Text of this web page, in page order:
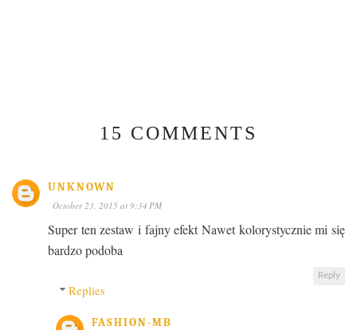
15 COMMENTS
UNKNOWN
October 23, 2015 at 9:34 PM
Super ten zestaw i fajny efekt Nawet kolorystycznie mi się
bardzo podoba
Reply
Replies
FASHION-MB